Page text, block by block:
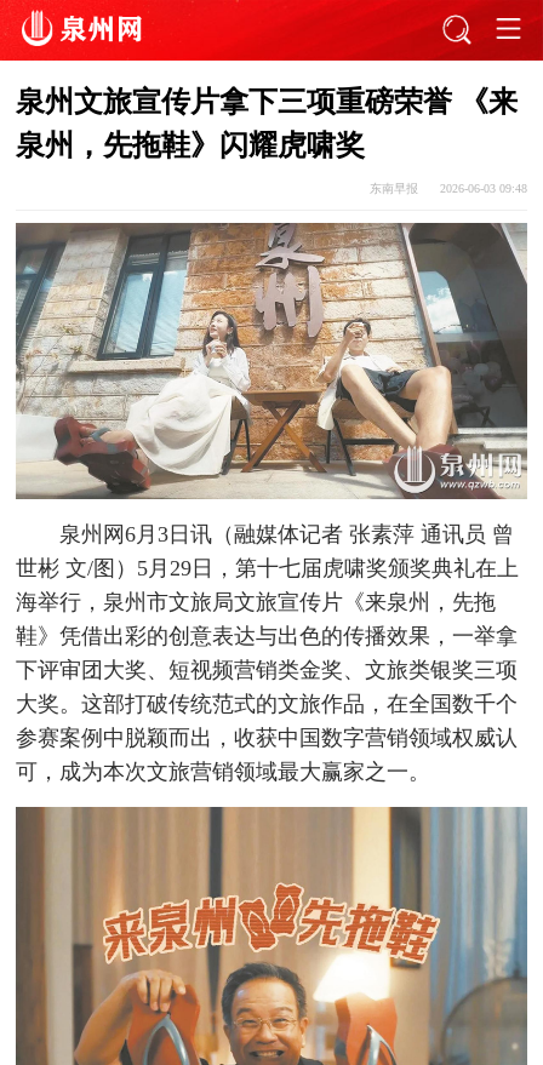
泉州文旅宣传片拿下三项重磅荣誉 《来
泉州，先拖鞋》闪耀虎啸奖
东南早报 2026-06-03 09:48
泉州网6月3日讯（融媒体记者 张素萍 通讯员 曾
世彬 文/图）5月29日，第十七届虎啸奖颁奖典礼在上
海举行，泉州市文旅局文旅宣传片《来泉州，先拖
鞋》凭借出彩的创意表达与出色的传播效果，一举拿
下评审团大奖、短视频营销类金奖、文旅类银奖三项
大奖。这部打破传统范式的文旅作品，在全国数千个
参赛案例中脱颖而出，收获中国数字营销领域权威认
可，成为本次文旅营销领域最大赢家之一。